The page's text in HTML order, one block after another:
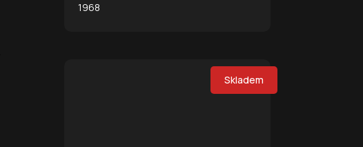
1968
Skladem